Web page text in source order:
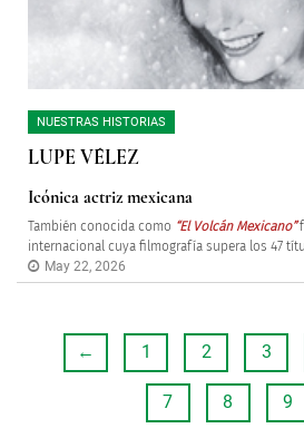
NUESTRAS HISTORIAS
LUPE VÉLEZ
Icónica actriz mexicana
También conocida como “El Volcán Mexicano”
internacional cuya filmografía supera los 47
May 22, 2026
← 1 2 3
7 8 9